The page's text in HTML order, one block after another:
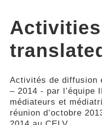
PARENTS
PARENTS-TEACHERS
Activités de diffusion
– 2014 - par l’équipe
médiateurs et
réunion d’octobre